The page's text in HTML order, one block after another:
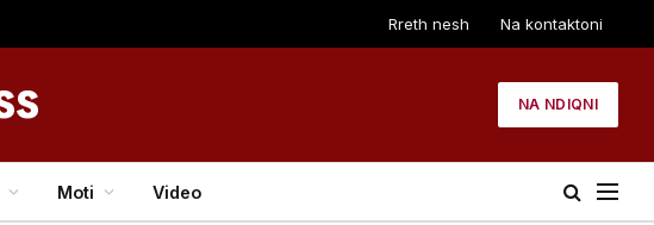
Rreth nesh Na kontaktoni
NA NDIQNI
Moti Video